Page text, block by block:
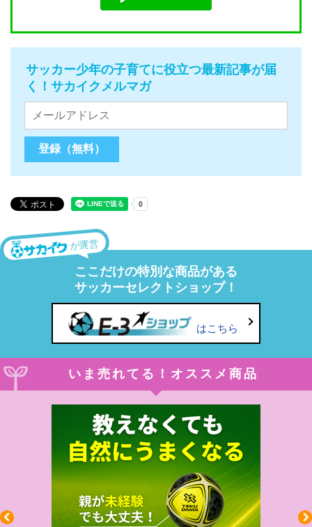
サッカー少年の子育てに役立つ最新記事が届
く！サカイクメルマガ
が運営
ここだけの特別な商品がある
サッカーセレクトショップ！
はこちら
いま売れてる！オススメ商品